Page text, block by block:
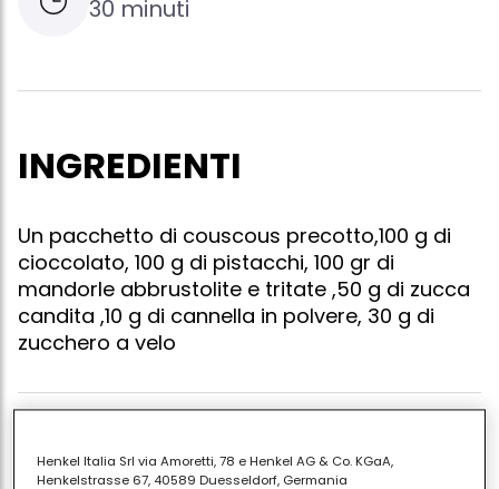
30 minuti
INGREDIENTI
Un pacchetto di couscous precotto,100 g di
cioccolato, 100 g di pistacchi, 100 gr di
mandorle abbrustolite e tritate ,50 g di zucca
candita ,10 g di cannella in polvere, 30 g di
zucchero a velo
confezione, con acqua e un piccico di sale e burro.
Henkel Italia Srl via Amoretti, 78 e Henkel AG & Co. KGaA,
Henkelstrasse 67, 40589 Duesseldorf, Germania